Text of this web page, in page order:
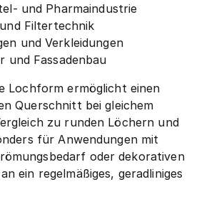
und Pharmaindustrie
Filtertechnik
und Verkleidungen
und Fassadenbau
Lochform ermöglicht einen
Querschnitt bei gleichem
zu runden Löchern und
für Anwendungen mit
oder dekorativen
ein regelmäßiges, geradliniges